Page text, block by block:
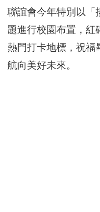
聯誼會今年特別以「
題進行校園布置，紅
熱門打卡地標，祝福
航向美好未來。